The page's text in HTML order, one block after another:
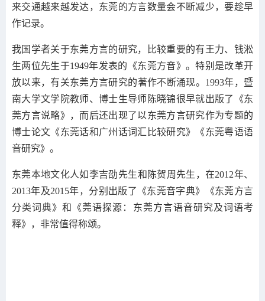
来交通越来越发达，东莞的方言数量会不断减少，要趁早
作记录。
我国学者关于东莞方言的研究，比较重要的有王力、钱淞
生两位先生于1949年发表的《东莞方音》。特别是改革开
放以来，有关东莞方言研究的著作不断涌现。1993年，暨
南大学文学院教师、博士生导师陈晓锦很早就出版了《东
莞方言说略》，而后还出现了以东莞方言研究作为专题的
博士论文《东莞话和广州话词汇比较研究》《东莞粤语语
音研究》。
东莞本地文化人如李吉劭先生和陈贺周先生，在2012年、
2013年及2015年，分别出版了《东莞音字典》《东莞方言
分类词典》和《莞语探源：东莞方言语音研究及词语考
释》，非常值得称颂。